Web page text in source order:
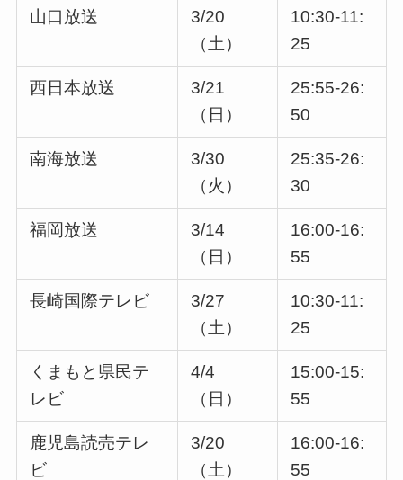
山口放送
3/20
（土）
10:30-11:
25
西日本放送
3/21
（日）
25:55-26:
50
南海放送
3/30
（火）
25:35-26:
30
福岡放送
3/14
（日）
16:00-16:
55
長崎国際テレビ
3/27
（土）
10:30-11:
25
くまもと県民テ
レビ
4/4
（日）
15:00-15:
55
鹿児島読売テレ
ビ
3/20
（土）
16:00-16:
55